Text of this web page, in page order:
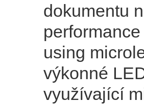
dokumentu
using
výkonné
využívající